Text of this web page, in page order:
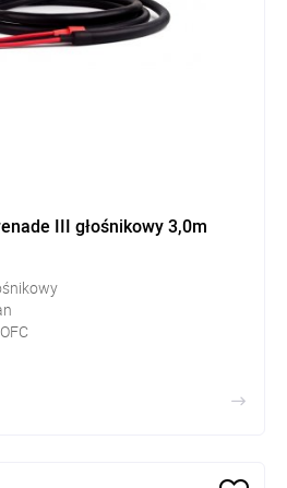
III głośnikowy 3,0m
OFC